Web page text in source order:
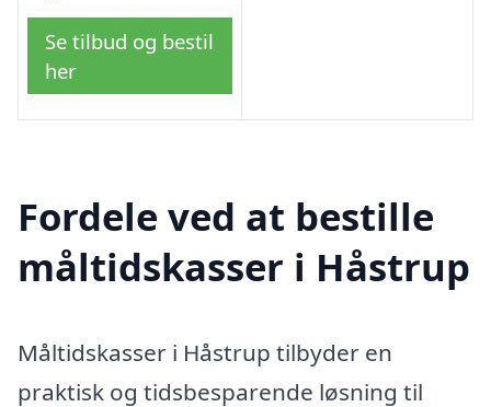
Se tilbud og bestil
her
Fordele ved at bestille
måltidskasser i Håstrup
Måltidskasser i Håstrup tilbyder en
praktisk og tidsbesparende løsning til